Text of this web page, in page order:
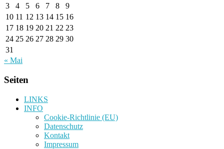
3
4 5 6 7 8
9
10 11 12 13 14 15 16
17 18 19 20 21 22 23
24 25 26 27 28 29 30
31
« Mai
Seiten
LINKS
INFO
Cookie-Richtlinie (EU)
Datenschutz
Kontakt
Impressum